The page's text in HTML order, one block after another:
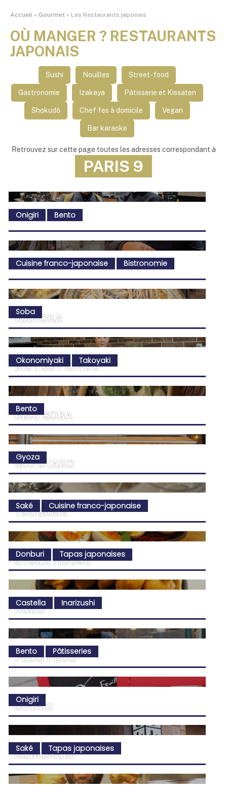
Accueil » Gourmet » Les Restaurants japonais
OÙ MANGER ? RESTAURANTS
JAPONAIS
Sushi Nouilles Street-food
Gastronomie Izakaya Pâtisserie et Kissaten
Shokudô Chef·fes à domicile Vegan
Bar karaoke
Retrouvez sur cette page toutes les adresses correspondant à
PARIS 9
WANOKA
Onigiri Bento
BISTROT KINZO
Cuisine franco-japonaise Bistronomie
ABRI SOBA
Soba
MAYUTAKO
Okonomiyaki Takoyaki
TSUBAME
Bento
GYOZA HOUSE
Gyoza
KOZO
Saké Cuisine franco-japonaise
PECO PECO
Donburi Tapas japonaises
OINARI
Castella Inarizushi
KOMOREBI
Bento Pâtisseries
Onigiri
Saké Tapas japonaises